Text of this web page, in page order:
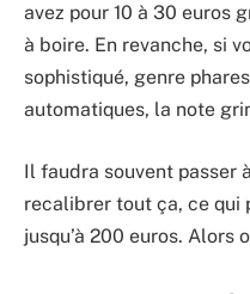
avez pour 10 à 30 euros
à boire. En revanche, si
sophistiqué, genre
automatiques, la note
Il faudra souvent passer
recalibrer tout ça, ce
jusqu’à 200 euros. Alors